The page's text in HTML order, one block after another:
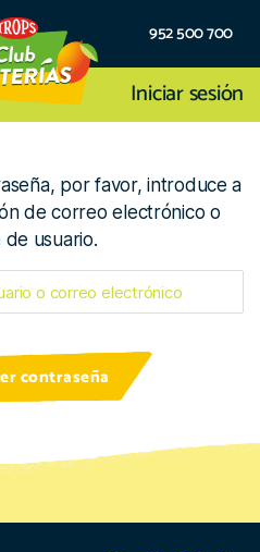
952 500 700
Iniciar sesión
por favor, introduce a
de correo electrónico o
usuario.